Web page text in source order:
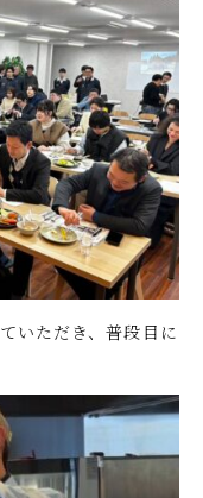
いただき、普段目に